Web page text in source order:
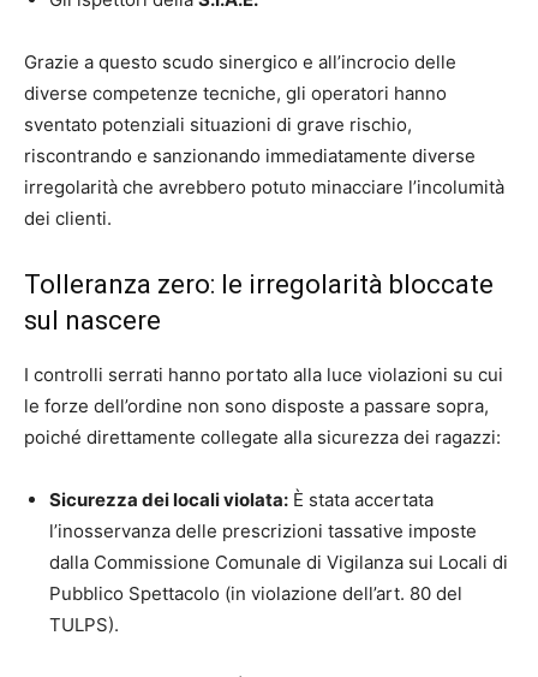
Grazie a questo scudo sinergico e all’incrocio delle
diverse competenze tecniche, gli operatori hanno
sventato potenziali situazioni di grave rischio,
riscontrando e sanzionando immediatamente diverse
irregolarità che avrebbero potuto minacciare l’incolumità
dei clienti.
Tolleranza zero: le irregolarità bloccate
sul nascere
I controlli serrati hanno portato alla luce violazioni su cui
le forze dell’ordine non sono disposte a passare sopra,
poiché direttamente collegate alla sicurezza dei ragazzi:
Sicurezza dei locali violata: È stata accertata
l’inosservanza delle prescrizioni tassative imposte
dalla Commissione Comunale di Vigilanza sui Locali di
Pubblico Spettacolo (in violazione dell’art. 80 del
TULPS).